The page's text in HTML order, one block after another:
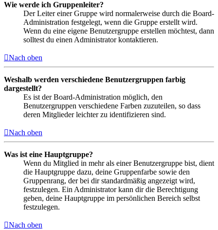
Wie werde ich Gruppenleiter?
Der Leiter einer Gruppe wird normalerweise durch die Board-
Administration festgelegt, wenn die Gruppe erstellt wird.
Wenn du eine eigene Benutzergruppe erstellen möchtest, dann
solltest du einen Administrator kontaktieren.
Nach oben
Weshalb werden verschiedene Benutzergruppen farbig
dargestellt?
Es ist der Board-Administration möglich, den
Benutzergruppen verschiedene Farben zuzuteilen, so dass
deren Mitglieder leichter zu identifizieren sind.
Nach oben
Was ist eine Hauptgruppe?
Wenn du Mitglied in mehr als einer Benutzergruppe bist, dient
die Hauptgruppe dazu, deine Gruppenfarbe sowie den
Gruppenrang, der bei dir standardmäßig angezeigt wird,
festzulegen. Ein Administrator kann dir die Berechtigung
geben, deine Hauptgruppe im persönlichen Bereich selbst
festzulegen.
Nach oben